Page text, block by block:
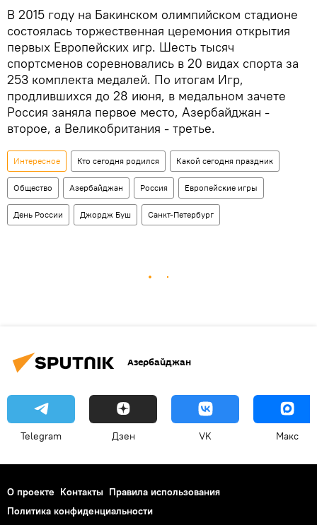
В 2015 году на Бакинском олимпийском стадионе
состоялась торжественная церемония открытия
первых Европейских игр. Шесть тысяч
спортсменов соревновались в 20 видах спорта за
253 комплекта медалей. По итогам Игр,
продлившихся до 28 июня, в медальном зачете
Россия заняла первое место, Азербайджан -
второе, а Великобритания - третье.
Интересное Кто сегодня родился Какой сегодня праздник
Общество Азербайджан Россия Европейские игры
День России Джордж Буш Санкт-Петербург
Азербайджан
Telegram Дзен VK Макс
О проекте Контакты Правила использования
Политика конфиденциальности